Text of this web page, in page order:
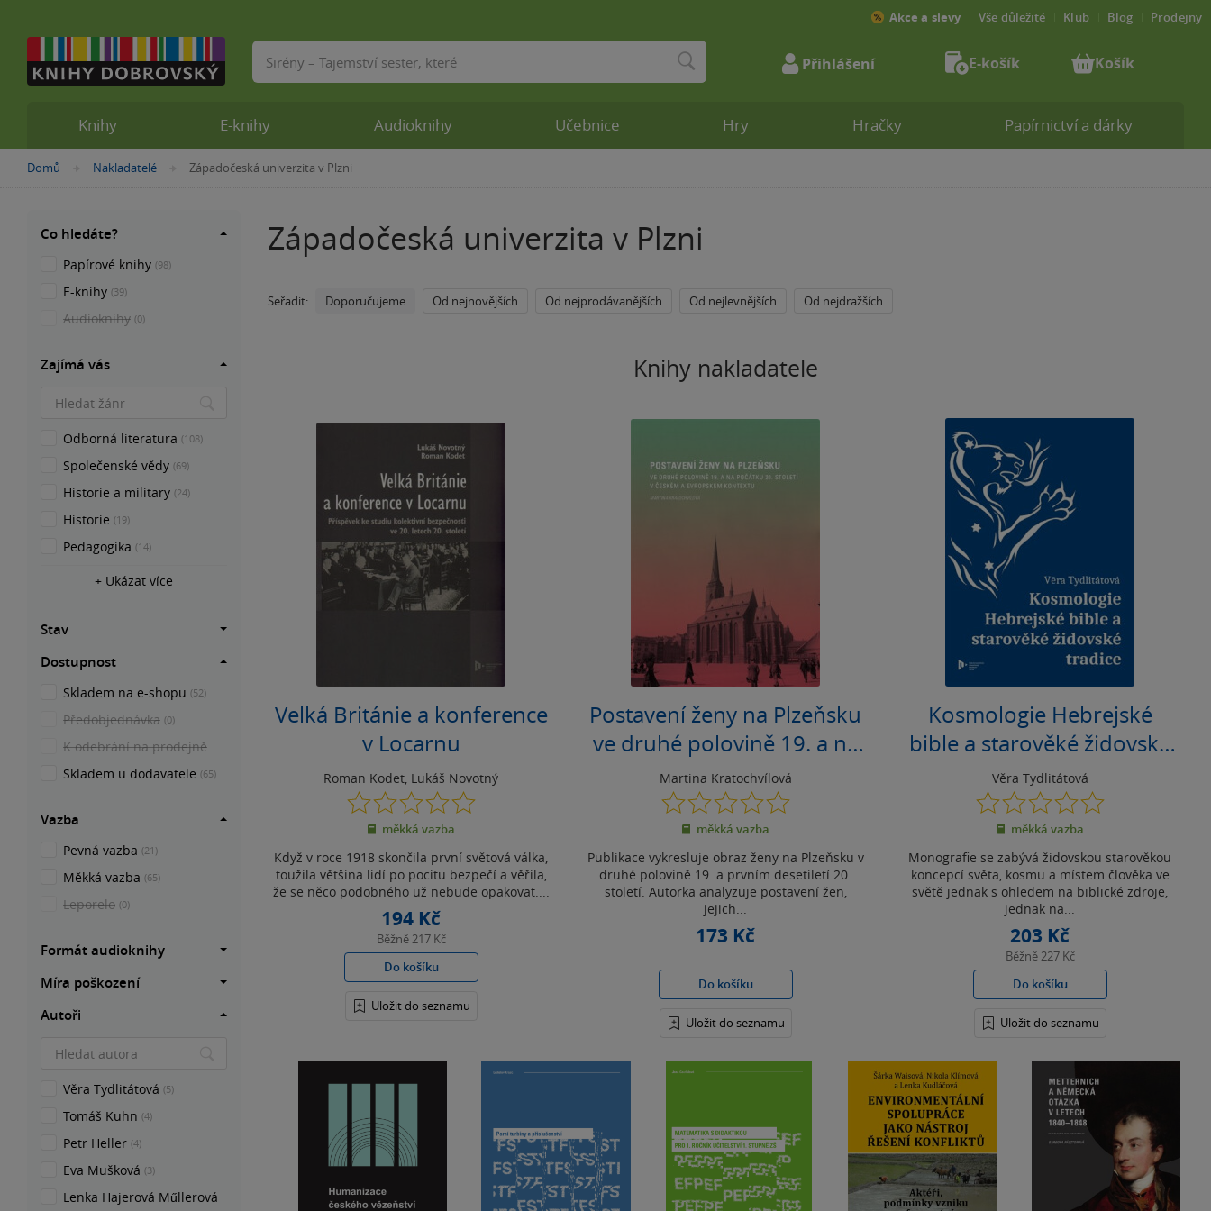
Nacházíte
Domů »
Nakladatelé »
Západočeská univerzita v Plzni
Západočeská univerzita v Plzni
Seřadit: Doporučujeme Od nejnovějších Od nejprodávanějších Od nejlevnějších Od nejdražších
Knihy nakladatele
Velká Británie a konference
v Locarnu
Roman Kodet Lukáš Novotný
0.0
z
5
měkká vazba
Když v roce 1918 skončila první světová válka,
toužila většina lidí po pocitu bezpečí a věřila,
že se něco podobného už nebude opakovat....
194 Kč
Běžně 217 Kč
Do košíku
Uložit do seznamu
Postavení ženy na Plzeňsku
ve druhé polovině 19. a na
počátku 20. století v
českém a evropském
kontextu
Martina Kratochvílová
0.0
z
5
měkká vazba
Publikace vykresluje obraz ženy na Plzeňsku v
druhé polovině 19. a prvním desetiletí 20.
století. Autorka analyzuje postavení žen,
jejich...
173 Kč
Do košíku
Uložit do seznamu
Kosmologie Hebrejské
bible a starověké židovské
tradice
Věra Tydlitátová
0.0
z
5
měkká vazba
Monografie se zabývá židovskou starověkou
koncepcí světa, kosmu a místem člověka ve
světě jednak s ohledem na biblické zdroje,
jednak na...
203 Kč
Běžně 227 Kč
Do košíku
Uložit do seznamu
Co hledáte?
Papírové knihy (98)
E-knihy (39)
Audioknihy (0)
Zajímá vás
Odborná literatura (108)
Společenské vědy (69)
Historie a military (24)
Historie (19)
Pedagogika (14)
+ Ukázat více
Stav
Dostupnost
Skladem na e-shopu (52)
Předobjednávka (0)
K odebrání na prodejně
Skladem u dodavatele (65)
Vazba
Pevná vazba (21)
Měkká vazba (65)
Leporelo (0)
Formát audioknihy
Míra poškození
Autoři
Věra Tydlitátová (5)
Tomáš Kuhn (4)
Petr Heller (4)
Eva Mušková (3)
Lenka Hajerová Műllerová
Knihy E-knihy Audioknihy Učebnice Hry Hračky Papírnictví a dárky
Akce a slevy Vše důležité Klub Blog Prodejny
Vyhledávání Přihlášení E-košík Košík